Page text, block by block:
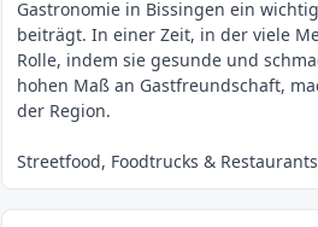
Gastronomie in Bissingen ein
beiträgt. In einer Zeit, in der viele
Rolle, indem sie gesunde und
hohen Maß an Gastfreundschaft,